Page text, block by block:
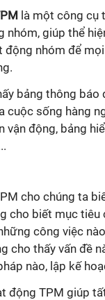
là một công cụ
nhóm, giúp thể
động nhóm để
bảng thông
cuộc sống hàng
vận động, bảng
cho chúng ta
cho biết mục tiêu
công việc
cho thấy vấn đề
nào, lập kế
động TPM giúp